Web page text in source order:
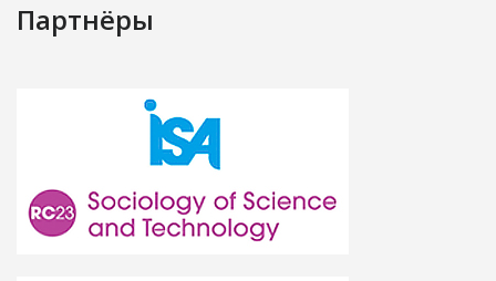
Партнёры